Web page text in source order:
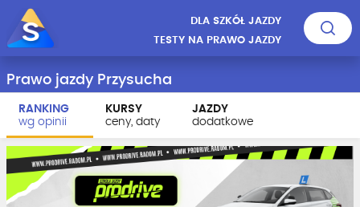
DLA SZKÓŁ JAZDY
TESTY NA PRAWO JAZDY
Prawo jazdy Przysucha
RANKING
wg opinii
KURSY
ceny, daty
JAZDY
dodatkowe